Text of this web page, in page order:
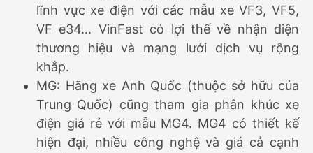
lĩnh vực xe điện với các mẫu xe VF3, VF5,
VF e34... VinFast có lợi thế về nhận diện
thương hiệu và mạng lưới dịch vụ rộng
khắp.
MG: Hãng xe Anh Quốc (thuộc sở hữu của
Trung Quốc) cũng tham gia phân khúc xe
điện giá rẻ với mẫu MG4. MG4 có thiết kế
hiện đại, nhiều công nghệ và giá cả cạnh